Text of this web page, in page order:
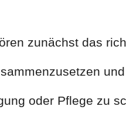
zunächst das
oder Pflege zu